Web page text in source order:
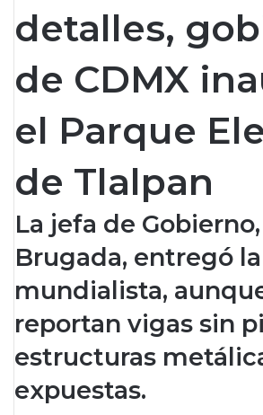
detalles,
de CDMX
el Parque
de Tlalpan
La jefa de
Brugada, entregó
mundialista,
reportan vigas sin
estructuras
expuestas.